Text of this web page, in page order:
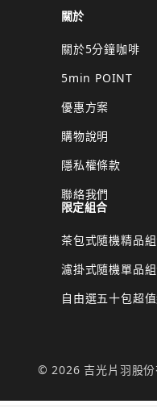
關於
關於5分鐘咖啡
5min POINT
優惠方案
購物說明
隱私權條款
聯絡我們
限定組合
茶包式隨機精品
濾掛式隨機單品
自由選五十包超
© 2026 吉光片羽股